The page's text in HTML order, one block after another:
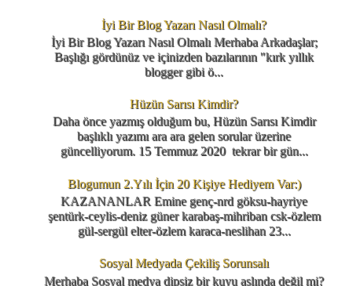
İyi Bir Blog Yazarı Nasıl Olmalı?
İyi Bir Blog Yazarı Nasıl Olmalı Merhaba Arkadaşlar;
Başlığı gördünüz ve içinizden bazılarının "kırk yıllık
blogger gibi ö...
Hüzün Sarısı Kimdir?
Daha önce yazmış olduğum bu, Hüzün Sarısı Kimdir
başlıklı yazımı ara ara gelen sorular üzerine
güncelliyorum. 15 Temmuz 2020 tekrar bir gün...
Blogumun 2.Yılı İçin 20 Kişiye Hediyem Var:)
KAZANANLAR Emine genç-nrd göksu-hayriye
şentürk-ceylis-deniz güner karabaş-mihriban csk-özlem
gül-sergül elter-özlem karaca-neslihan 23...
Sosyal Medyada Çekiliş Sorunsalı
Merhaba Sosyal medya dipsiz bir kuyu aslında değil mi?